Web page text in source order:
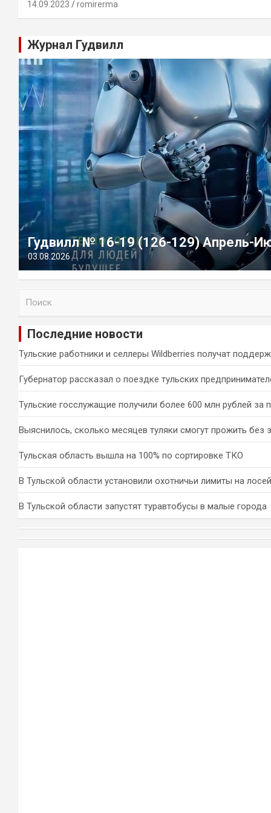
14.09.2023 romirerma
Журнал Гудвилл
Гудвилл № 16-19 (126-129) Апрель-
03.08.2026
и
Последние новости
Тульские работники и селлеры Wildberries получат
Губернатор рассказал о поездке тульских
Тульские госслужащие получили более 600 млн рублей за
Выяснилось, сколько месяцев туляки смогут прожить без
Тульская область вышла на 100% по сортировке ТКО
В Тульской области установили охотничьи лимиты на
В Тульской области запустят туравтобусы в малые города